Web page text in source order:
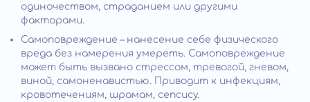
одиночеством, страданием или другими
факторами.
Самоповреждение – нанесение себе физического
вреда без намерения умереть. Самоповреждение
может быть вызвано стрессом, тревогой, гневом,
виной, самоненавистью. Приводит к инфекциям,
кровотечениям, шрамам, сепсису.